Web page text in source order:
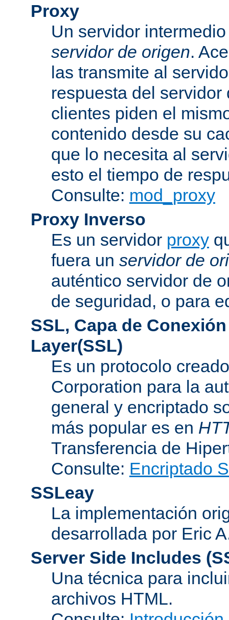
Proxy
Un servidor
servidor de origen.
las transmite al
respuesta del
clientes piden el
contenido desde su
que lo necesita al
esto el tiempo de
Consulte: mod_proxy
Proxy Inverso
Es un servidor proxy
fuera un servidor de
auténtico servidor de
de seguridad, o para
SSL, Capa de
Layer(SSL)
Es un protocolo
Corporation para la
general y encriptado
más popular es en
Transferencia de
Consulte: Encriptado
SSLeay
La implementación
desarrollada por Eric
Server Side Includes
Una técnica para
archivos HTML.